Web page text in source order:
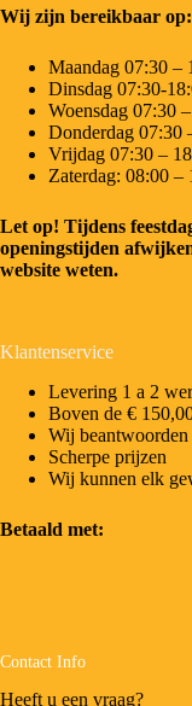
Wij zijn bereikbaar op:
Maandag 07:30 –
Dinsdag 07:30-
Woensdag 07:30
Donderdag 07:30
Vrijdag 07:30 –
Zaterdag: 08:00 –
Let op! Tijdens
openingstijden
website weten.
Klantenservice
Levering 1 a 2
Boven de €
Wij
Scherpe prijzen
Wij kunnen elk
Betaald met:
Contact Info
Heeft u een vraag?